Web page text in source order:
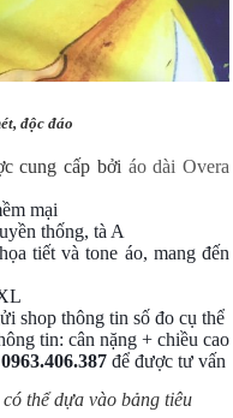
độc đáo
cung cấp bởi áo dài Overa
mại
thống, tà A
tiết và tone áo, mang đến
shop thông tin số đo cụ thể
tin: cân nặng + chiều cao
0963.406.387 để được tư vấn
thể dựa vào bảng tiêu